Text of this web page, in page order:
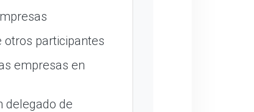
otros participantes
empresas en
delegado de